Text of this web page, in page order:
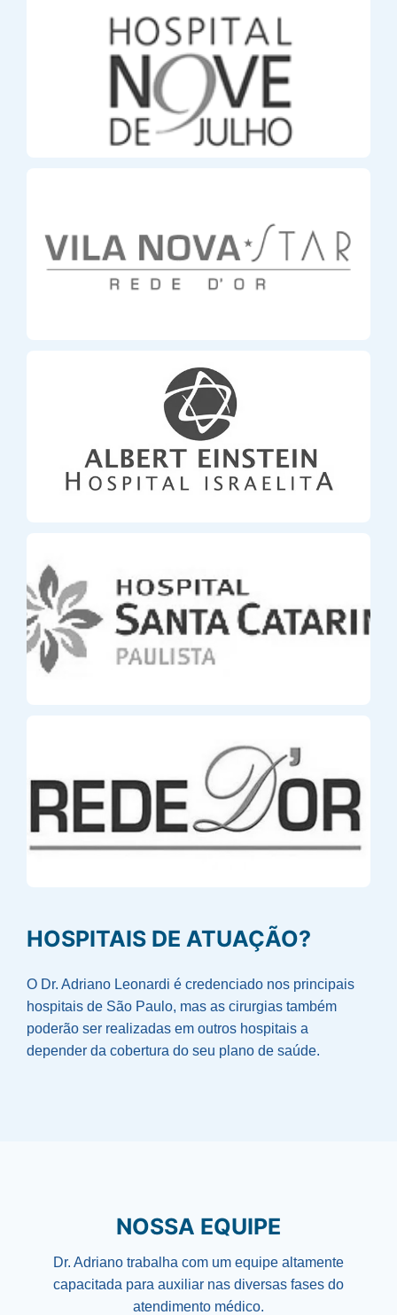
HOSPITAIS DE ATUAÇÃO?
O Dr. Adriano Leonardi é credenciado nos principais
hospitais de São Paulo, mas as cirurgias também
poderão ser realizadas em outros hospitais a
depender da cobertura do seu plano de saúde.
NOSSA EQUIPE
Dr. Adriano trabalha com um equipe altamente
capacitada para auxiliar nas diversas fases do
atendimento médico.